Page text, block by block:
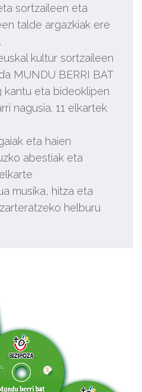
sortzaileen eta
talde argazkiak ere
kultur sortzaileen
MUNDU BERRI BAT
kantu eta bideoklipen
nagusia. 11 elkartek
eta haien
abestiak eta
musika, hitza eta
helburu